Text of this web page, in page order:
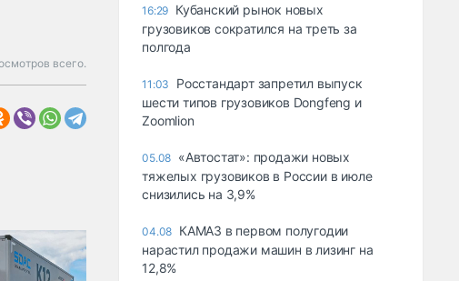
всего.
16:29 Кубанский рынок новых
грузовиков сократился на треть за
полгода
11:03
Росстандарт запретил выпуск
шести типов грузовиков Dongfeng и
Zoomlion
05.08 «Автостат»: продажи новых
тяжелых грузовиков в России в июле
снизились на 3,9%
04.08 КАМАЗ в первом полугодии
нарастил продажи машин в лизинг на
12,8%